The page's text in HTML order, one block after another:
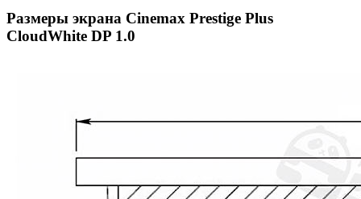
Размеры экрана Cinemax Prestige Plus
CloudWhite DP 1.0